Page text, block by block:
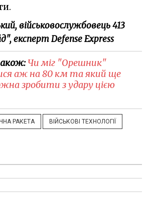
військовослужбовець 413
експерт Defense Express
Чи міг "Орешник"
аж на 80 км та який ще
зробити з удару цією
РАКЕТА ВІЙСЬКОВІ ТЕХНОЛОГІЇ